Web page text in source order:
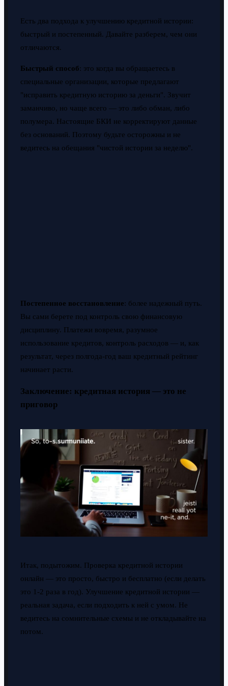
Есть два подхода к улучшению кредитной истории:
быстрый и постепенный. Давайте разберем, чем они
отличаются.
Быстрый способ: это когда вы обращаетесь в
специальные организации, которые предлагают
"исправить кредитную историю за деньги". Звучит
заманчиво, но чаще всего — это либо обман, либо
полумера. Настоящие БКИ не корректируют данные
без оснований. Поэтому будьте осторожны и не
ведитесь на обещания "чистой истории за неделю".
Постепенное восстановление: более надежный путь.
Вы сами берете под контроль свою финансовую
дисциплину. Платежи вовремя, разумное
использование кредитов, контроль расходов — и, как
результат, через полгода-год ваш кредитный рейтинг
начинает расти.
Заключение: кредитная история — это не
приговор
Итак, подытожим. Проверка кредитной истории
онлайн — это просто, быстро и бесплатно (если делать
это 1-2 раза в год). Улучшение кредитной истории —
реальная задача, если подходить к ней с умом. Не
ведитесь на сомнительные схемы и не откладывайте на
потом.